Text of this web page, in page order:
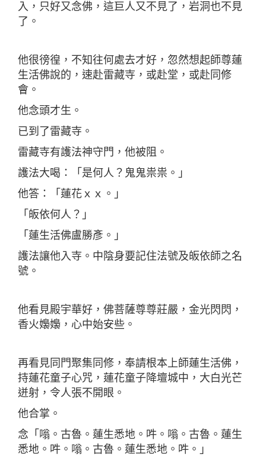
入，只好又念佛，這巨人又不見了，岩洞也不見
了。
他很徬徨，不知往何處去才好，忽然想起師尊蓮
生活佛說的，速赴雷藏寺，或赴堂，或赴同修
會。
他念頭才生。
已到了雷藏寺。
雷藏寺有護法神守門，他被阻。
護法大喝：「是何人？鬼鬼祟祟。」
他答：「蓮花ｘｘ。」
「皈依何人？」
「蓮生活佛盧勝彥。」
護法讓他入寺。中陰身要記住法號及皈依師之名
號。
他看見殿宇華好，佛菩薩尊尊莊嚴，金光閃閃，
香火嬝嬝，心中始安些。
再看見同門聚集同修，奉請根本上師蓮生活佛，
持蓮花童子心咒，蓮花童子降壇城中，大白光芒
迸射，令人張不開眼。
他合掌。
念「嗡。古魯。蓮生悉地。吽。嗡。古魯。蓮生
悉地。吽。嗡。古魯。蓮生悉地。吽。」